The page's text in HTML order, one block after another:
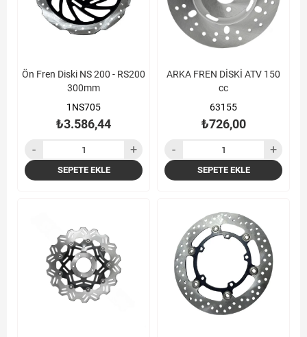
Ön Fren Diski NS 200 - RS200
300mm
1NS705
₺3.586,44
SEPETE EKLE
ARKA FREN DİSKİ ATV 150
cc
63155
₺726,00
SEPETE EKLE